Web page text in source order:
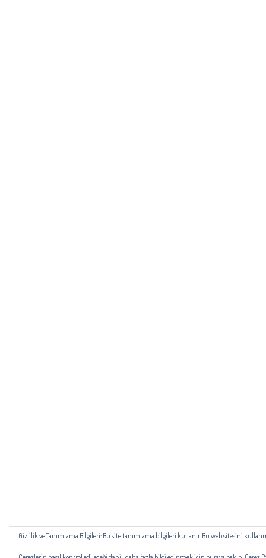
Gizlilik ve Tanımlama Bilgileri: Bu site tanımlama bilgileri kullanır. Bu web sitesini